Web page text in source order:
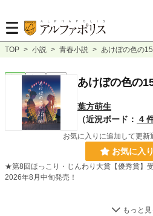
TOP > 小説 > 青春小説 > あけぼの色の
完結 長編 あけぼの色の
葉方萌生
（近況ボード： 4
お気に入りに追加して更新
お気に入
★第8回ほっこり・じんわり大賞【優秀賞】
2026年8月中旬発売！
「終電を逃したから泊めてくれない？」